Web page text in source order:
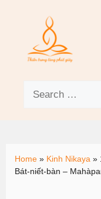
Home » Kinh Nikaya »
Bát-niết-bàn –